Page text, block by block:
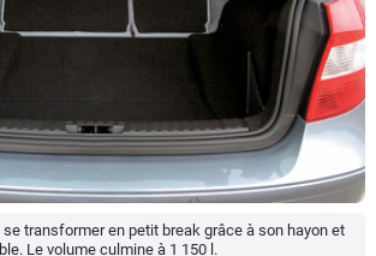
se transformer en petit break grâce à son hayon et
Le volume culmine à 1 150 l.